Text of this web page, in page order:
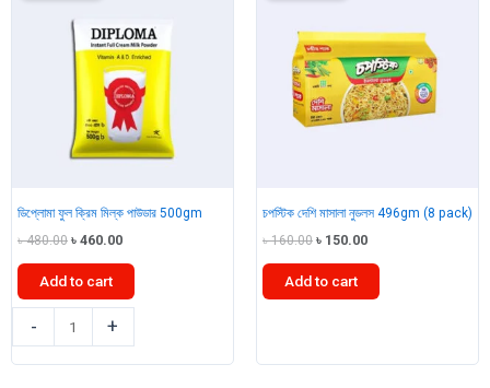
ডিপ্লোমা ফুল ক্রিম মিল্ক পাউডার 500gm
৳480.00 Original
was:
৳ 460.00Current
৳ 460.00.
Add to cart
-
ফুল
ক্রিম
+
চপস্টিক দেশি মাসালা নুডলস 496gm (8 pack)
৳160.00 Original
was:
৳ 150.00Current
৳ 150.00.
Add to cart
মাসালা